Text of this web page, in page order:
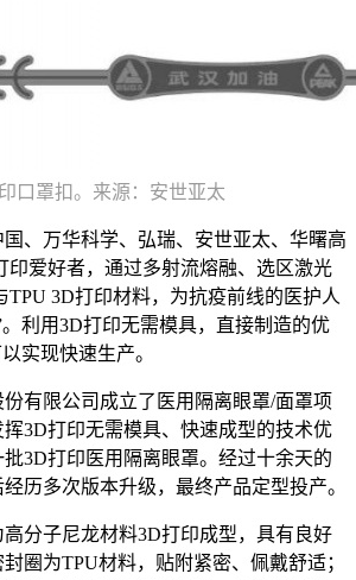
口罩扣。来源：安世亚太
、万华科学、弘瑞、安世亚太、华曙高
印爱好者，通过多射流熔融、选区激光
TPU 3D打印材料，为抗疫前线的医护人
利用3D打印无需模具，直接制造的优
实现快速生产。
有限公司成立了医用隔离眼罩/面罩项
3D打印无需模具、快速成型的技术优
3D打印医用隔离眼罩。经过十余天的
历多次版本升级，最终产品定型投产。
分子尼龙材料3D打印成型，具有良好
圈为TPU材料，贴附紧密、佩戴舒适；